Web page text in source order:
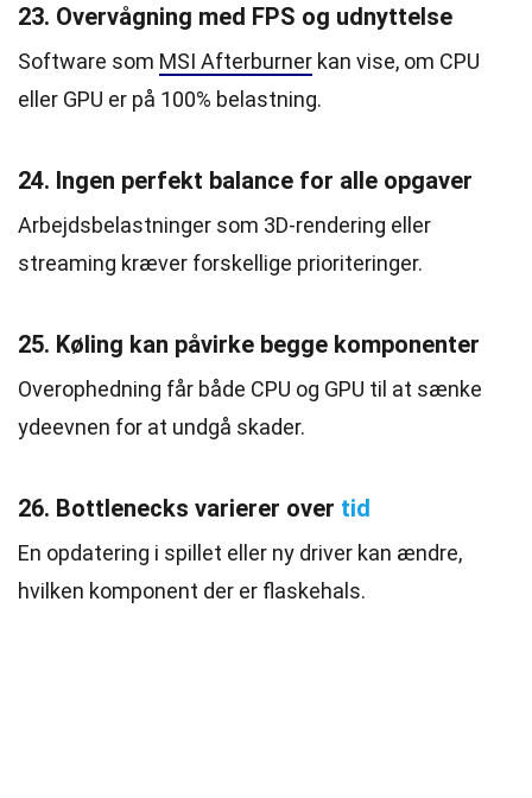
23. Overvågning med FPS og udnyttelse
Software som MSI Afterburner kan vise, om CPU
eller GPU er på 100% belastning.
24. Ingen perfekt balance for alle opgaver
Arbejdsbelastninger som 3D-rendering eller
streaming kræver forskellige prioriteringer.
25. Køling kan påvirke begge komponenter
Overophedning får både CPU og GPU til at sænke
ydeevnen for at undgå skader.
26. Bottlenecks varierer over tid
En opdatering i spillet eller ny driver kan ændre,
hvilken komponent der er flaskehals.